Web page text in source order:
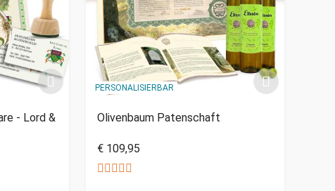
- Lord &
PERSONALISIERBAR
Olivenbaum Patenschaft
€ 109,95